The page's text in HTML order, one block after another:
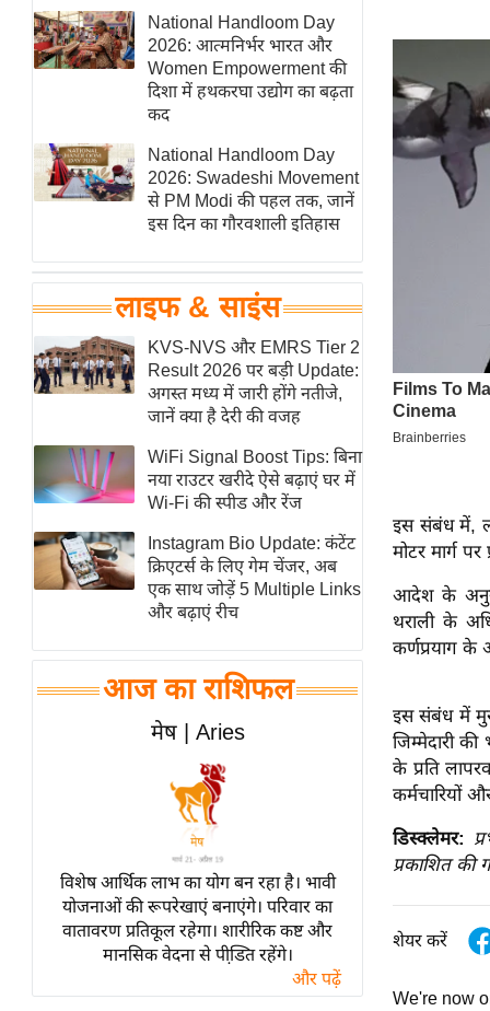
बॉलीवुड
हॉलीवुड
फिल्म समीक्षा
Breaking
News
लाइफस्टाइल
टेक्नॉलॉजी
घरेलू नुस्खे
पर्यटन स्थल
फिटनेस मंत्रा
रिलेशनशिप
राजनीति
विश्लेषण
समसामयिक
मातृभूमि
स्तंभ
एम.
चाय पर
समीक्षा
व्रत
त्योहार
राशिफल
विशेष
National Handloom Day
2026: आत्मनिर्भर भारत और
Women Empowerment की
दिशा में हथकरघा उद्योग का बढ़ता
कद
National Handloom Day
2026: Swadeshi Movement
से PM Modi की पहल तक, जानें
इस दिन का गौरवशाली इतिहास
लाइफ & साइंस
KVS-NVS और EMRS Tier 2
Result 2026 पर बड़ी Update:
अगस्त मध्य में जारी होंगे नतीजे,
जानें क्या है देरी की वजह
WiFi Signal Boost Tips: बिना
नया राउटर खरीदे ऐसे बढ़ाएं घर में
Wi-Fi की स्पीड और रेंज
Instagram Bio Update: कंटेंट
क्रिएटर्स के लिए गेम चेंजर, अब
एक साथ जोड़ें 5 Multiple Links
और बढ़ाएं रीच
आज का राशिफल
मेष | Aries
विशेष आर्थिक लाभ का योग बन रहा है। भावी
योजनाओं की रूपरेखाएं बनाएंगे। परिवार का
वातावरण प्रतिकूल रहेगा। शारीरिक कष्ट और
मानसिक वेदना से पीडि़त रहेंगे।
और पढ़ें
इस संबंध में,
मोटर मार्ग
आदेश के
थराली के
कर्णप्रयाग के
इस संबंध में
जिम्मेदारी की
के प्रति
कर्मचारियों
डिस्क्लेमर:
प्रकाशित की
शेयर करें
We're now